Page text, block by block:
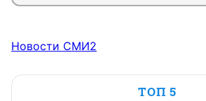
Новости СМИ2
ТОП 5